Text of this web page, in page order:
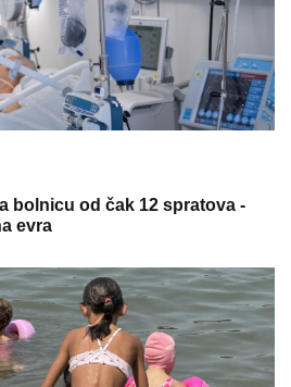
bolnicu od čak 12 spratova -
evra